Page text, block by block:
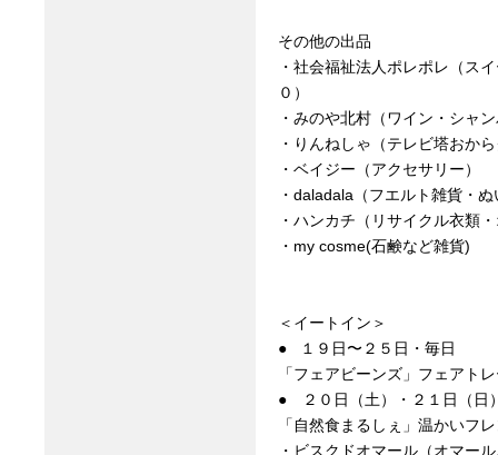
その他の出品
・社会福祉法人ポレポレ（ス
０）
・みのや北村（ワイン・シャ
・りんねしゃ（テレビ塔おか
・ベイジー（アクセサリー）
・daladala（フエルト雑貨・
・ハンカチ（リサイクル衣類
・my cosme(石鹸など雑貨)
＜イートイン＞
● １９日〜２５日・毎日
「フェアビーンズ」フェアト
● ２０日（土）・２１日（日
「自然食まるしぇ」温かいフ
・ビスクドオマール（オマー